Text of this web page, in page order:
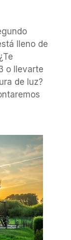
lleno de
o llevarte
de luz?